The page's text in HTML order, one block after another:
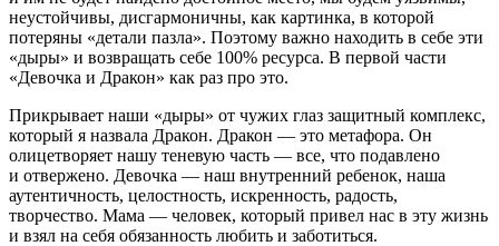
неустойчивы, дисгармоничны, как картинка, в которой
потеряны «детали пазла». Поэтому важно находить в себе эти
«дыры» и возвращать себе 100% ресурса. В первой части
«Девочка и Дракон» как раз про это.
Прикрывает наши «дыры» от чужих глаз защитный комплекс,
который я назвала Дракон. Дракон — это метафора. Он
олицетворяет нашу теневую часть — все, что подавлено
и отвержено. Девочка — наш внутренний ребенок, наша
аутентичность, целостность, искренность, радость,
творчество. Мама — человек, который привел нас в эту жизнь
и взял на себя обязанность любить и заботиться.